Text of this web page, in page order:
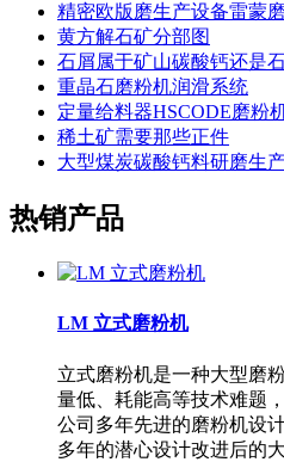
精密欧版磨生产设备雷蒙磨
黄方解石矿分部图
石屑属于矿山碳酸钙还是
重晶石磨粉机润滑系统
定量给料器HSCODE磨粉
稀土矿需要那些正件
大型煤炭碳酸钙料研磨生
热销产品
LM 立式磨粉机
立式磨粉机是一种大型磨
量低、耗能高等技术难题
公司多年先进的磨粉机设
多年的潜心设计改进后的